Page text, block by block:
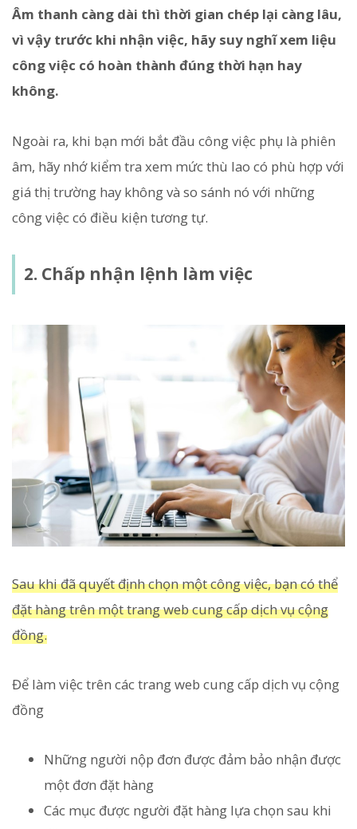
Âm thanh càng dài thì thời gian chép lại càng lâu,
vì vậy trước khi nhận việc, hãy suy nghĩ xem liệu
công việc có hoàn thành đúng thời hạn hay
không.
Ngoài ra, khi bạn mới bắt đầu công việc phụ là phiên
âm, hãy nhớ kiểm tra xem mức thù lao có phù hợp với
giá thị trường hay không và so sánh nó với những
công việc có điều kiện tương tự.
2. Chấp nhận lệnh làm việc
Sau khi đã quyết định chọn một công việc, bạn có thể
đặt hàng trên một trang web cung cấp dịch vụ cộng
đồng.
Để làm việc trên các trang web cung cấp dịch vụ cộng
đồng
Những người nộp đơn được đảm bảo nhận được
một đơn đặt hàng
Các mục được người đặt hàng lựa chọn sau khi